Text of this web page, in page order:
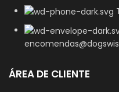
ÁREA DE CLIENTE